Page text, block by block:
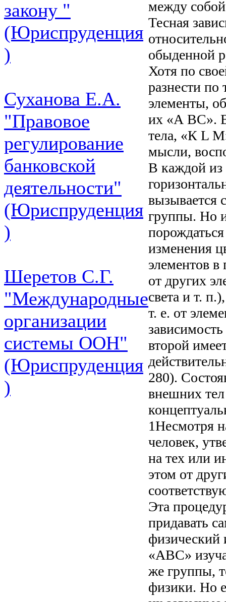
закону "
(Юриспруденция
)
Суханова Е.А.
"Правовое
регулирование
банковской
деятельности"
(Юриспруденция
)
Шеретов С.Г.
"Международные
организации
системы ООН"
(Юриспруденция
)
между
Тесная
обыденной
Хотя по
разнести
элементы,
их «А ВС».
тела, «К L
мысли,
В каждой из
вызывается
группы. Но
изменения
элементов
от других
света и т.
т. е. от
второй
280).
внешних
1Несмотря
человек,
на тех или
этом от
Эта
придавать
физический
«АВС»
же группы,
физики. Но